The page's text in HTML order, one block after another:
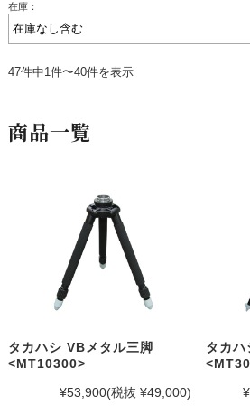
在庫：
47件中1件〜40件を表示
商品一覧
タカハシ VBメタル三脚
<MT10300>
¥53,900(税抜 ¥49,000)
タカハ